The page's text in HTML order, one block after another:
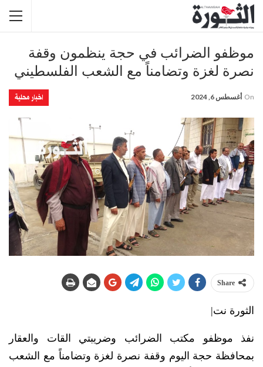
موظفو الضرائب في حجة ينظمون وقفة
نصرة لغزة وتضامناً مع الشعب الفلسطيني
اخبار محلية On أغسطس 6, 2024
Share
الثورة نت|
نفذ موظفو مكتب الضرائب وضريبتي القات والعقار
بمحافظة حجة اليوم وقفة نصرة لغزة وتضامناً مع الشعب